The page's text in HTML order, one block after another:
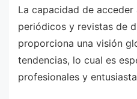
La capacidad de
periódicos y revistas de
proporciona una visión
tendencias, lo cual es
profesionales y